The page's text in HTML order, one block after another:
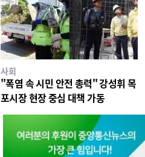
사회
"폭염 속 시민 안전 총력" 강성휘 목
포시장 현장 중심 대책 가동